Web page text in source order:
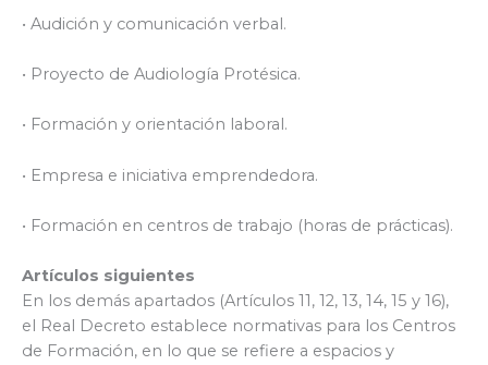
• Audición y comunicación verbal.
• Proyecto de Audiología Protésica.
• Formación y orientación laboral.
• Empresa e iniciativa emprendedora.
• Formación en centros de trabajo (horas de prácticas).
Artículos siguientes
En los demás apartados (Artículos 11, 12, 13, 14, 15 y 16),
el Real Decreto establece normativas para los Centros
de Formación, en lo que se refiere a espacios y